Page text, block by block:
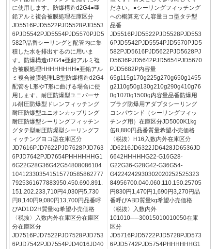
に使用します。防爆構造d2G4●亜
鉛アルミ複合被膜処理在庫区分
JD5516PJD5522PJD5528PJD553
6PJD5542PJD5554PJD5570PJD5
582P品番シーリングと配管内に集
積した水を排出するのに用いま
す。防爆構造d2G4●亜鉛アルミ複
合被膜処理HHHHHHHH●亜鉛アル
ミ複合被膜処理LB型防爆構造d2G4
配管をL形やT形に曲げる場合に使
用します。耐圧防爆型ユニバーサ
ル耐圧防爆型ドレンフィッチング
耐圧防爆型ユニオンカップリング
耐圧防爆型シーリングフィッチン
グタテ型耐圧防爆型シーリングフ
ィッチングヨコ型在庫区分
JD7616PJD7622PJD7628PJD763
6PJD7642PJD7654PHHHHHHG1
6G22G28G36G42G54808086104
104123303541515770585862777
7925361677883950.450.690.891.
151.202.233,710円4,030円5,730
円8,140円9,080円13,700円品番呼
びAD1D2H質量kg希望小売価格
〈税抜〉入数内外在庫区分在庫区
分在庫区分
JD7516PJD7522PJD7528PJD753
6PJD7542PJD7554PJD4016JD40
ださい。●シーリングフィッチング
への概算充てん容量ヨコ型タテ型
品番
JD5516PJD5522PJD5528PJD553
6PJD5542PJD5554PJD5570PJD5
582PJD5616PJD5622PJD5628PJ
D5636PJD5642PJD5654PJD5670
PJD5682P内容量
65g115g170g225g270g650g1455
g2110g50g130g210g290g410g76
0g1070g1500g内容量品番防爆用
プラグ防爆用アダプタシーリング
コンパウンド（シーリングフィッ
チング用）在庫区分JD5000K1kg
缶8,880円品番質量希望小売価格
〈税抜〉H16入数内外在庫区分
JD6216JD6322JD6428JD6536JD
6642HHHHHG22-G16G28-
G22G36-G28G42-G36G54-
G4224242930302020252525323
84956700.040.060.110.150.25705
円830円1,470円1,690円3,270円品
番呼びABD質量kg希望小売価格
〈税抜〉入数内外
101010──30015010010050在庫
区分
JD5716PJD5722PJD5728PJD573
6PJD5742PJD5754PHHHHHHG1